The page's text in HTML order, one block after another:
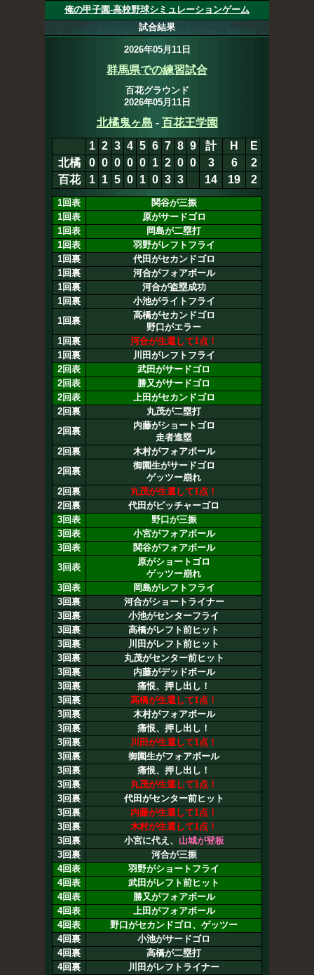
俺の甲子園-高校野球シミュレーションゲーム
試合結果
2026年05月11日
群馬県での練習試合
百花グラウンド
2026年05月11日
北橘鬼ヶ島 3-14 百花王学園
1 2 3 4 5 6 7 8 9 計 H
E
北橘
0 0 0 0 0 1 2 0 0 3 6
2
百花
1 1 5 0 1 0 3 3 14 19 2
1回表
関谷が三振
1回表
原がサードゴロ
1回表
岡島が二塁打
1回表
羽野がレフトフライ
1回裏
代田がセカンドゴロ
1回裏
河合がフォアボール
1回裏
河合が盗塁成功
1回裏
小池がライトフライ
1回裏
高橋がセカンドゴロ
野口がエラー
1回裏
河合が生還して1点！
1回裏
川田がレフトフライ
2回表
武田がサードゴロ
2回表
勝又がサードゴロ
2回表
上田がセカンドゴロ
2回裏
丸茂が二塁打
2回裏
内藤がショートゴロ
走者進塁
2回裏
木村がフォアボール
2回裏
御園生がサードゴロ
ゲッツー崩れ
2回裏
丸茂が生還して1点！
2回裏
代田がピッチャーゴロ
3回表
野口が三振
3回表
小宮がフォアボール
3回表
関谷がフォアボール
3回表
原がショートゴロ
ゲッツー崩れ
3回表
岡島がレフトフライ
3回裏
河合がショートライナー
3回裏
小池がセンターフライ
3回裏
高橋がレフト前ヒット
3回裏
川田がレフト前ヒット
3回裏
丸茂がセンター前ヒット
3回裏
内藤がデッドボール
3回裏
痛恨、押し出し！
3回裏
高橋が生還して1点！
3回裏
木村がフォアボール
3回裏
痛恨、押し出し！
3回裏
川田が生還して1点！
3回裏
御園生がフォアボール
3回裏
痛恨、押し出し！
3回裏
丸茂が生還して1点！
3回裏
代田がセンター前ヒット
3回裏
内藤が生還して1点！
3回裏
木村が生還して1点！
3回裏
小宮に代え、 山城が登板
3回裏
河合が三振
4回表
羽野がショートフライ
4回表
武田がレフト前ヒット
4回表
勝又がフォアボール
4回表
上田がフォアボール
4回表
野口がセカンドゴロ、ゲッツー
4回裏
小池がサードゴロ
4回裏
高橋が二塁打
4回裏
川田がレフトライナー